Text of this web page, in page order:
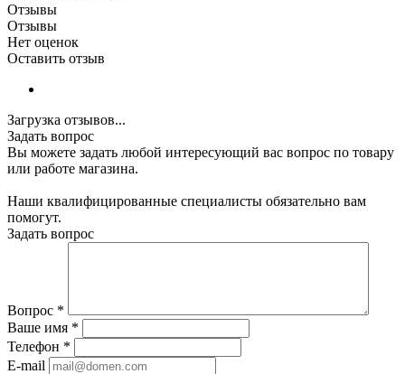
Отзывы
Отзывы
Нет оценок
Оставить отзыв
Загрузка отзывов...
Задать вопрос
Вы можете задать любой интересующий вас вопрос по товару
или работе магазина.
Наши квалифицированные специалисты обязательно вам
помогут.
Задать вопрос
Вопрос *
Ваше имя *
Телефон *
E-mail